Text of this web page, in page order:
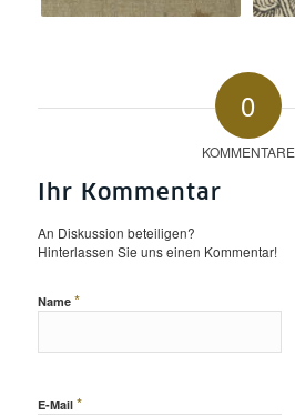
0
KOMMENTARE
Ihr Kommentar
An Diskussion beteiligen?
Hinterlassen Sie uns einen Kommentar!
Name *
E-Mail *